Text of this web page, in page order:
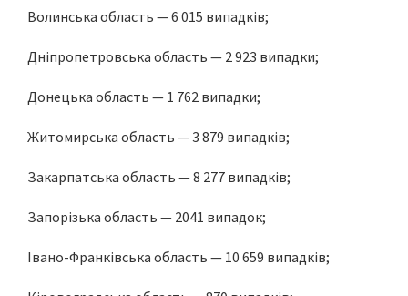
Волинська область — 6 015 випадків;
Дніпропетровська область — 2 923 випадки;
Донецька область — 1 762 випадки;
Житомирська область — 3 879 випадків;
Закарпатська область — 8 277 випадків;
Запорізька область — 2041 випадок;
Івано-Франківська область — 10 659 випадків;